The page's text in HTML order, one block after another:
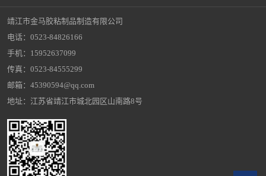
靖江市金马胶粘制品制造有限公司
电话：0523-84826166
手机：15952637099
传真：0523-84555299
邮箱：45390594@qq.com
地址：江苏省靖江市城北园区山南路8号